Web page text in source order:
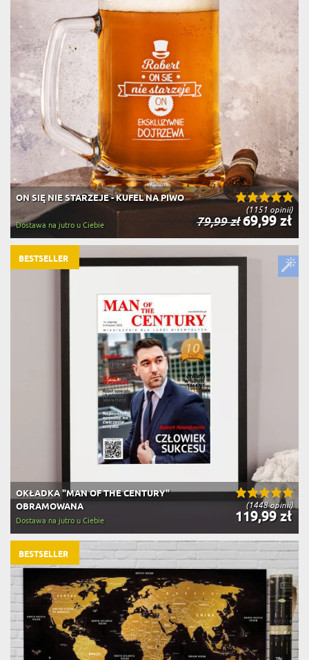
(1151 opinii)
ON SIĘ NIE STARZEJE - KUFEL NA PIWO
79,99 zł69,99 zł
Dostawa na jutro u Ciebie
(1448 opinii)
OKŁADKA "MAN OF THE CENTURY"
OBRAMOWANA
119,99 zł
Dostawa na jutro u Ciebie
BESTSELLER
BESTSELLER